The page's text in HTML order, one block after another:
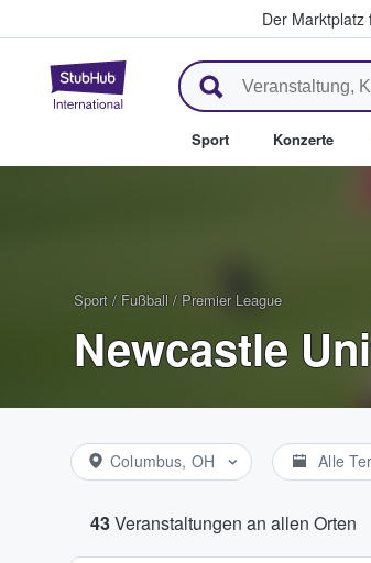
Der Marktplatz
StubHub - Wo
Sport Konzerte
Sport / Fußball / Premier League
Newcastle
Columbus, OH Alle
43Veranstaltungen an allen Orten